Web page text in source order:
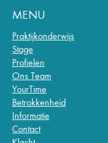
MENU
Praktijkonderwijs
Stage
Profielen
Ons Team
YourTime
Betrokkenheid
Informatie
Contact